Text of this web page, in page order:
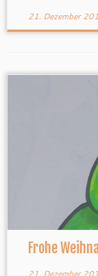
21. Dezember
Frohe
21. Dezember